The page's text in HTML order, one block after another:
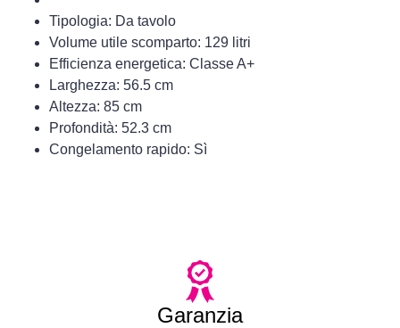
Tipologia: Da tavolo
Volume utile scomparto: 129 litri
Efficienza energetica: Classe A+
Larghezza: 56.5 cm
Altezza: 85 cm
Profondità: 52.3 cm
Congelamento rapido: Sì
Garanzia